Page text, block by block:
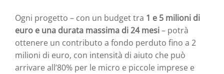
Ogni progetto – con un budget tra 1 e 5 milioni di
euro e una durata massima di 24 mesi– potrà
ottenere un contributo a fondo perduto fino a 2
milioni di euro, con intensità di aiuto che può
arrivare all’80% per le micro e piccole imprese e